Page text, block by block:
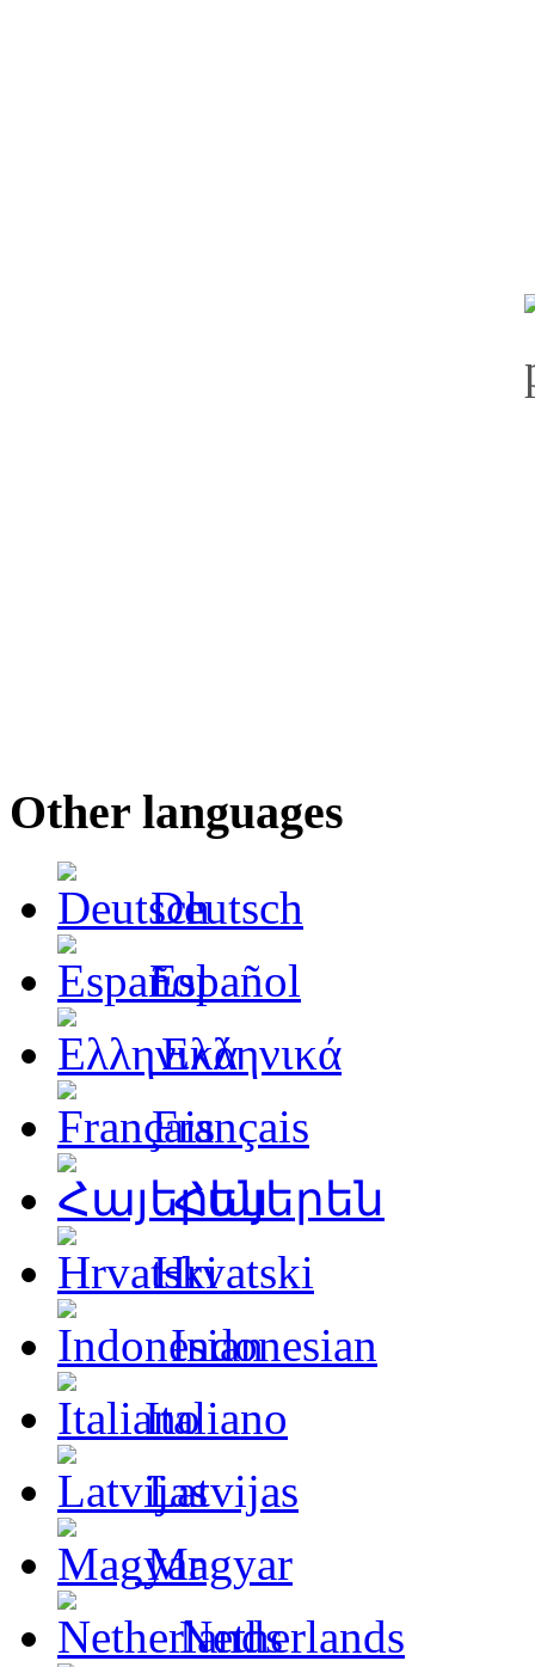
Other languages
Deutsch
Español
Ελληνικά
Français
Հայերեն
Hrvatski
Indonesian
Italiano
Latvijas
Magyar
Netherlands